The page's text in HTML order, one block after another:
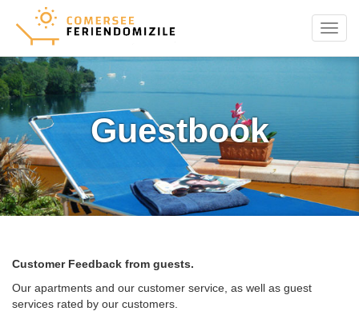
Menu
Guestbook
Customer Feedback from guests.
Our apartments and our customer service, as well as guest
services rated by our customers.